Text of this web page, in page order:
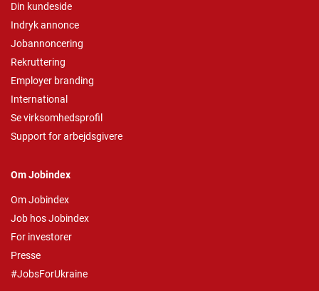
Din kundeside
Indryk annonce
Jobannoncering
Rekruttering
Employer branding
International
Se virksomhedsprofil
Support for arbejdsgivere
Om Jobindex
Om Jobindex
Job hos Jobindex
For investorer
Presse
#JobsForUkraine